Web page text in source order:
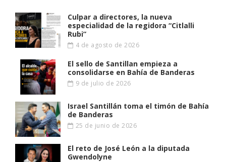
Culpar a directores, la nueva
especialidad de la regidora “Citlalli
Rubi”
4 de agosto de 2026
El sello de Santillan empieza a
consolidarse en Bahía de Banderas
9 de julio de 2026
Israel Santillán toma el timón de Bahía
de Banderas
25 de junio de 2026
El reto de José León a la diputada
Gwendolyne